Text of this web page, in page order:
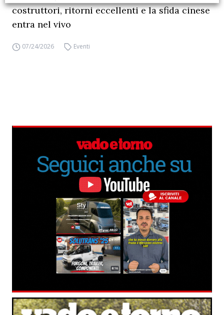
costruttori, ritorni eccellenti e la sfida cinese
entra nel vivo
07/24/2026 Eventi